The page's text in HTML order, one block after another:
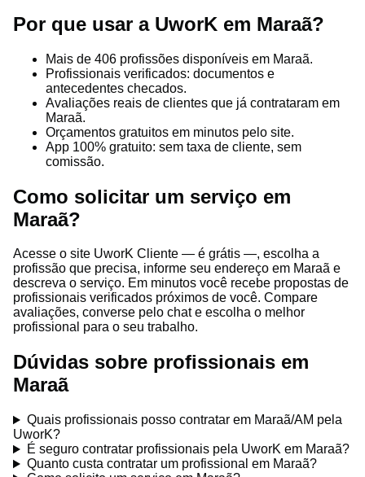
Por que usar a UworK em Maraã?
Mais de 406 profissões disponíveis em Maraã.
Profissionais verificados: documentos e
antecedentes checados.
Avaliações reais de clientes que já contrataram em
Maraã.
Orçamentos gratuitos em minutos pelo site.
App 100% gratuito: sem taxa de cliente, sem
comissão.
Como solicitar um serviço em
Maraã?
Acesse o site UworK Cliente — é grátis —, escolha a
profissão que precisa, informe seu endereço em Maraã e
descreva o serviço. Em minutos você recebe propostas de
profissionais verificados próximos de você. Compare
avaliações, converse pelo chat e escolha o melhor
profissional para o seu trabalho.
Dúvidas sobre profissionais em
Maraã
Quais profissionais posso contratar em Maraã/AM pela
UworK?
É seguro contratar profissionais pela UworK em Maraã?
Quanto custa contratar um profissional em Maraã?